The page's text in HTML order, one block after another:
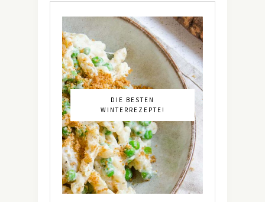
DIE BESTEN
WINTERREZEPTE!